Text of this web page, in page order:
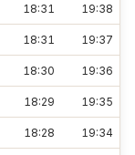
18:31 19:38
18:31 19:37
18:30 19:36
18:29 19:35
18:28 19:34